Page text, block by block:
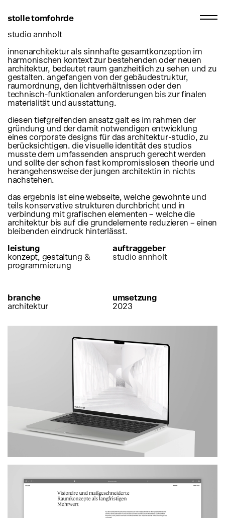
stolle tomfohrde
studio annholt
innenarchitektur als sinnhafte gesamtkonzeption im
harmonischen kontext zur bestehenden oder neuen
architektur, bedeutet raum ganzheitlich zu sehen und zu
gestalten. angefangen von der gebäudestruktur,
raumordnung, den lichtverhältnissen oder den
technisch-funktionalen anforderungen bis zur finalen
materialität und ausstattung.
diesen tiefgreifenden ansatz galt es im rahmen der
gründung und der damit notwendigen entwicklung
eines corporate designs für das architektur-studio, zu
berücksichtigen. die visuelle identität des studios
musste dem umfassenden anspruch gerecht werden
und sollte der schon fast kompromisslosen theorie und
herangehensweise der jungen architektin in nichts
nachstehen.
das ergebnis ist eine webseite, welche gewohnte und
teils konservative strukturen durchbricht und in
verbindung mit grafischen elementen – welche die
architektur bis auf die grundelemente reduzieren – einen
bleibenden eindruck hinterlässt.
leistung
konzept, gestaltung &
programmierung
auftraggeber
studio annholt
branche
architektur
umsetzung
2023